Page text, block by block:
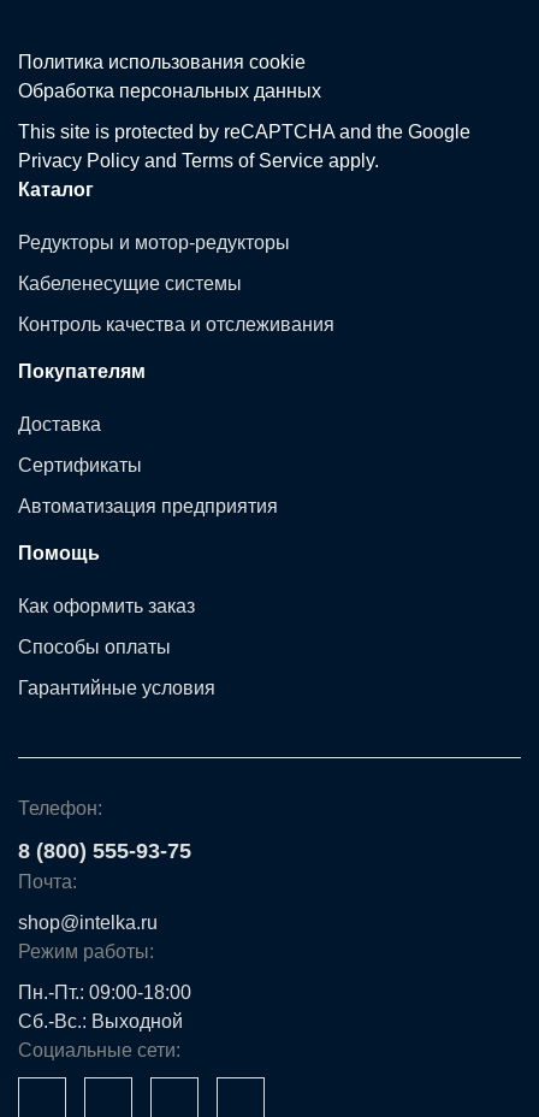
Политика использования сookie
Обработка персональных данных
This site is protected by reCAPTCHA and the Google
Privacy Policy and Terms of Service apply.
Каталог
Редукторы и мотор-редукторы
Кабеленесущие системы
Контроль качества и отслеживания
Покупателям
Доставка
Сертификаты
Автоматизация предприятия
Помощь
Как оформить заказ
Способы оплаты
Гарантийные условия
Телефон:
8 (800) 555-93-75
Почта:
shop@intelka.ru
Режим работы:
Пн.-Пт.: 09:00-18:00
Сб.-Вс.: Выходной
Социальные сети: